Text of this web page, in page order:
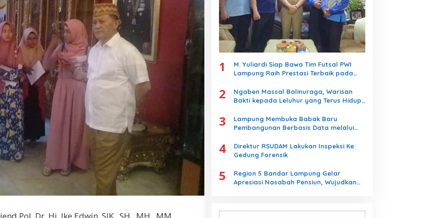
Pol. Dr. Hi. lke Edwin, SIK., SH., MH., MM.,
1
M. Yuliardi Siap Bawa Tim Futsal PWI
Lampung Raih Prestasi Terbaik pada
2
Ngaben Massal Balinuraga, Warisan
Bakti kepada Leluhur yang Terus Hidup
3
Lampung Membuka Babak Baru
Pembangunan Berbasis Data melalui
AI
4
Direktur RSUDAM Lakukan Inspeksi Ke
Gedung Forensik
5
Region 5 Bandar Lampung Gelar
Apresiasi Nasabah Pensiun, Wujudkan